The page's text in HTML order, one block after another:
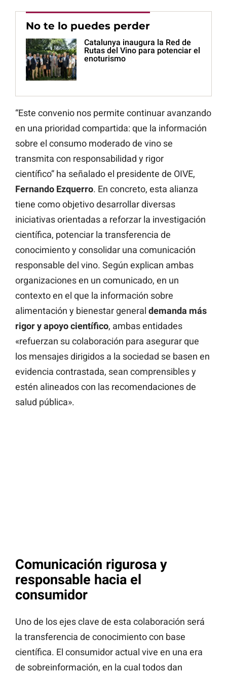
No te lo puedes perder
Catalunya inaugura la Red de
Rutas del Vino para potenciar el
enoturismo
“Este convenio nos permite continuar avanzando
en una prioridad compartida: que la información
sobre el consumo moderado de vino se
transmita con responsabilidad y rigor
científico” ha señalado el presidente de OIVE,
Fernando Ezquerro. En concreto, esta alianza
tiene como objetivo desarrollar diversas
iniciativas orientadas a reforzar la investigación
científica, potenciar la transferencia de
conocimiento y consolidar una comunicación
responsable del vino. Según explican ambas
organizaciones en un comunicado, en un
contexto en el que la información sobre
alimentación y bienestar general demanda más
rigor y apoyo científico, ambas entidades
«refuerzan su colaboración para asegurar que
los mensajes dirigidos a la sociedad se basen en
evidencia contrastada, sean comprensibles y
estén alineados con las recomendaciones de
salud pública».
Comunicación rigurosa y
responsable hacia el
consumidor
Uno de los ejes clave de esta colaboración será
la transferencia de conocimiento con base
científica. El consumidor actual vive en una era
de sobreinformación, en la cual todos dan